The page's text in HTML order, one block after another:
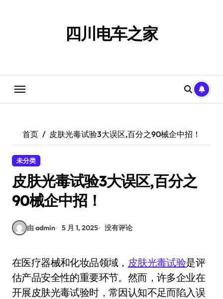
四川电车之家
首页 皮肤光毒试验3大误区,百分之90械企中招！
未分类
皮肤光毒试验3大误区,百分之
90械企中招！
由 admin 5 月 1, 2025 没有评论
在医疗器械和化妆品领域， 皮肤光毒试验是评
估产品安全性的重要环节。然而，许多企业在
开展皮肤光毒试验时，常因认知不足而陷入误